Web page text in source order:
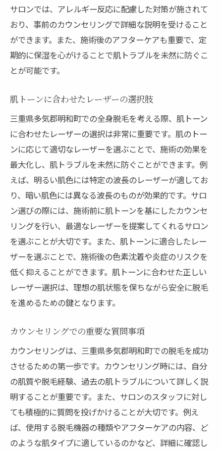
サロンでは、アレルギー反応に配慮した対策が施されて
おり、事前のカウンセリングで詳細な説明を受けること
ができます。また、施術後のアフターケアも重要で、定
期的に保湿を心がけることで肌トラブルを未然に防ぐこ
とが可能です。
肌トーンに合わせたレーザーの選択肢
三重県多気郡明和町での全身脱毛を考える際、肌トーン
に合わせたレーザーの選択は非常に重要です。肌のトー
ンに応じて適切なレーザーを選ぶことで、施術の効果を
最大化し、肌トラブルを未然に防ぐことができます。例
えば、明るい肌色には特定の波長のレーザーが適してお
り、暗い肌色には異なる波長のものが効果的です。サロ
ン選びの際には、施術前に肌トーンを基にしたカウンセ
リングを行い、最適なレーザーを提案してくれるサロン
を選ぶことが大切です。また、肌トーンに適合したレー
ザーを選ぶことで、施術後の色素沈着や炎症のリスクを
低く抑えることができます。肌トーンに合わせた正しい
レーザー選択は、理想の肌状態を保ちながら安全に脱毛
を進めるための鍵となります。
カウンセリングでの重要な質問事項
カウンセリングは、三重県多気郡明和町での脱毛を成功
させるための第一歩です。カウンセリング時には、自分
の肌質や脱毛経験、過去の肌トラブルについて詳しく説
明することが重要です。また、サロンのスタッフに対し
ても積極的に質問を投げかけることが大切です。例え
ば、使用する脱毛機器の種類やアフターケアの内容、ど
のような肌タイプに適しているのかなど、詳細に確認し